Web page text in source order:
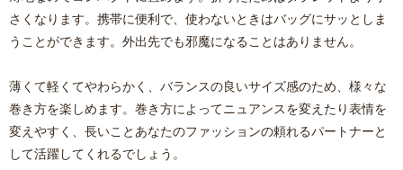
さくなります。携帯に便利で、使わないときはバッグにサッとしま
うことができます。外出先でも邪魔になることはありません。
薄くて軽くてやわらかく、バランスの良いサイズ感のため、様々な
巻き方を楽しめます。巻き方によってニュアンスを変えたり表情を
変えやすく、長いことあなたのファッションの頼れるパートナーと
して活躍してくれるでしょう。